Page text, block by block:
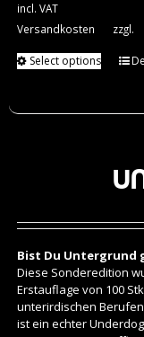
incl. VAT
zzgl.
Versandkosten
Select options
Bist Du Untergrund
Diese Sonderedition
Erstauflage von 100
unterirdischen
ist ein echter